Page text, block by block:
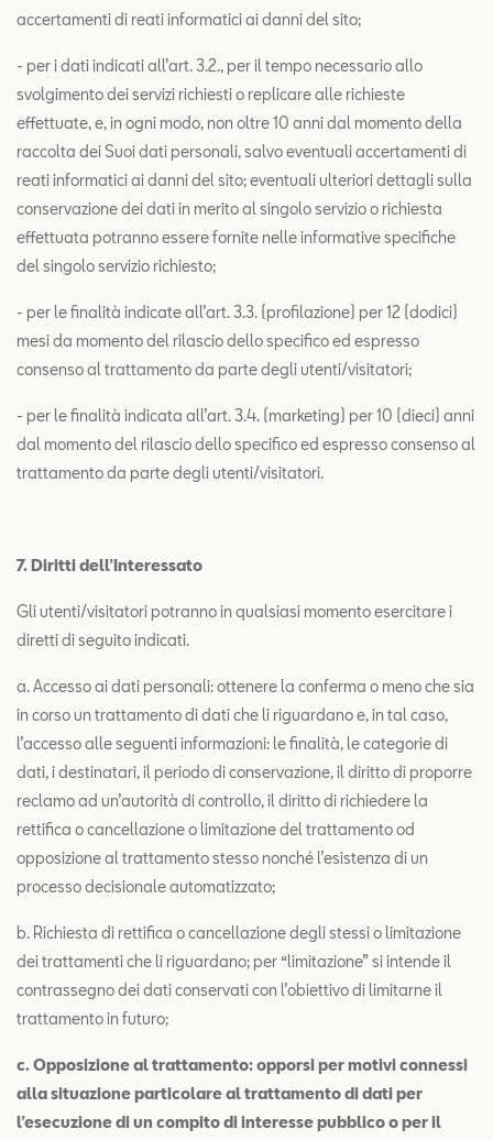
accertamenti di reati informatici ai danni del sito;
- per i dati indicati all’art. 3.2., per il tempo necessario allo
svolgimento dei servizi richiesti o replicare alle richieste
effettuate, e, in ogni modo, non oltre 10 anni dal momento della
raccolta dei Suoi dati personali, salvo eventuali accertamenti di
reati informatici ai danni del sito; eventuali ulteriori dettagli sulla
conservazione dei dati in merito al singolo servizio o richiesta
effettuata potranno essere fornite nelle informative specifiche
del singolo servizio richiesto;
- per le finalità indicate all’art. 3.3. (profilazione) per 12 (dodici)
mesi da momento del rilascio dello specifico ed espresso
consenso al trattamento da parte degli utenti/visitatori;
- per le finalità indicata all’art. 3.4. (marketing) per 10 (dieci) anni
dal momento del rilascio dello specifico ed espresso consenso al
trattamento da parte degli utenti/visitatori.
7. Diritti dell’Interessato
Gli utenti/visitatori potranno in qualsiasi momento esercitare i
diretti di seguito indicati.
a. Accesso ai dati personali: ottenere la conferma o meno che sia
in corso un trattamento di dati che li riguardano e, in tal caso,
l’accesso alle seguenti informazioni: le finalità, le categorie di
dati, i destinatari, il periodo di conservazione, il diritto di proporre
reclamo ad un’autorità di controllo, il diritto di richiedere la
rettifica o cancellazione o limitazione del trattamento od
opposizione al trattamento stesso nonché l’esistenza di un
processo decisionale automatizzato;
b. Richiesta di rettifica o cancellazione degli stessi o limitazione
dei trattamenti che li riguardano; per “limitazione” si intende il
contrassegno dei dati conservati con l’obiettivo di limitarne il
trattamento in futuro;
c. Opposizione al trattamento: opporsi per motivi connessi
alla situazione particolare al trattamento di dati per
l’esecuzione di un compito di interesse pubblico o per il